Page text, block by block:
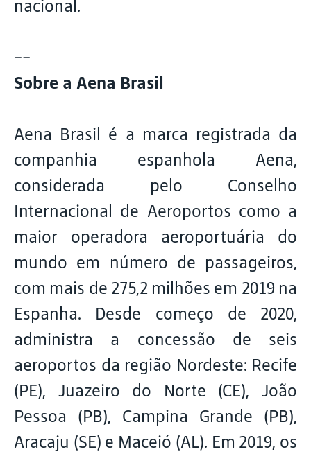
nacional.
--
Sobre a Aena Brasil
Aena Brasil é a marca registrada da
companhia espanhola Aena,
considerada pelo Conselho
Internacional de Aeroportos como a
maior operadora aeroportuária do
mundo em número de passageiros,
com mais de 275,2 milhões em 2019 na
Espanha. Desde começo de 2020,
administra a concessão de seis
aeroportos da região Nordeste: Recife
(PE), Juazeiro do Norte (CE), João
Pessoa (PB), Campina Grande (PB),
Aracaju (SE) e Maceió (AL). Em 2019, os